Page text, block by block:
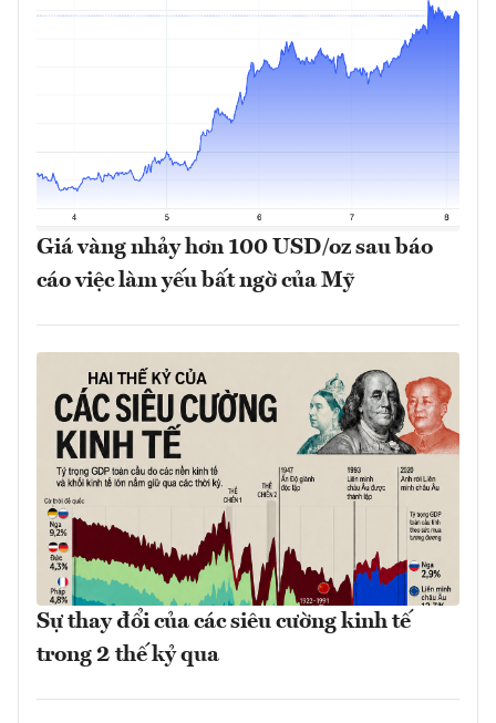
Giá vàng nhảy hơn 100 USD/oz sau báo
cáo việc làm yếu bất ngờ của Mỹ
Sự thay đổi của các siêu cường kinh tế
trong 2 thế kỷ qua